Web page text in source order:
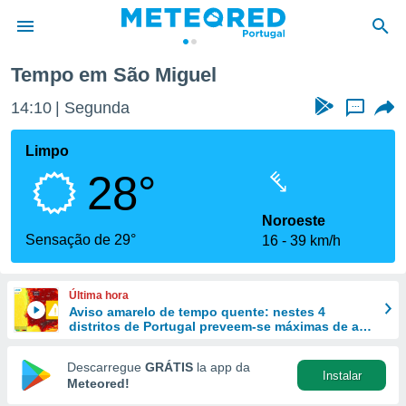
da
foi
fornecidas
a este
das
e
forma
digital
Tempo em São Miguel
14:10 Segunda ...
Limpo
28°
Sensação de 29°
Noroeste
16
39 km/h
Última hora
Aviso amarelo de tempo quente: nestes 4
distritos de Portugal preveem-se máximas de até
Descarregue GRÁTIS la app da
Meteored!
Instalar